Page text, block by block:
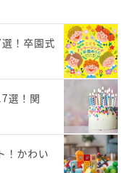
！卒園式
選！関
！かわい